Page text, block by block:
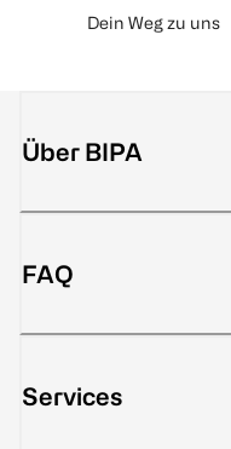
Dein Weg zu uns
Über BIPA
FAQ
Services